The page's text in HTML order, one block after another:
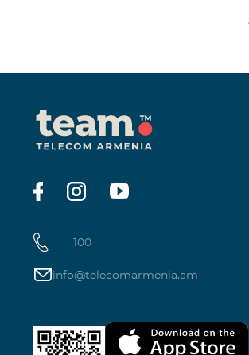
100
info@telecomarmenia.am